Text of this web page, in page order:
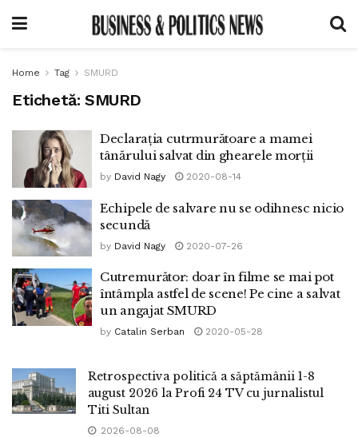
Home Tag SMURD
Etichetă: SMURD
Declarația cutrmurătoare a mamei
tânărului salvat din ghearele morții
by David Nagy 2020-08-14
Echipele de salvare nu se odihnesc nicio
secundă
by David Nagy 2020-07-26
Cutremurător: doar în filme se mai pot
întâmpla astfel de scene! Pe cine a salvat
un angajat SMURD
by Catalin Serban 2020-05-28
Retrospectiva politică a săptămânii 1-8
august 2026 la Profi 24 TV cu jurnalistul
Titi Sultan
2026-08-08